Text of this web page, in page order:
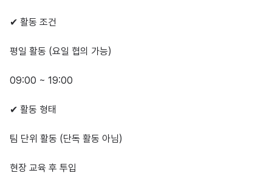
✔ 활동 조건
평일 활동 (요일 협의 가능)
09:00 ~ 19:00
✔ 활동 형태
팀 단위 활동 (단독 활동 아님)
현장 교육 후 투입